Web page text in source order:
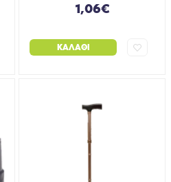
1,06€
ΚΑΛΆΘΙ